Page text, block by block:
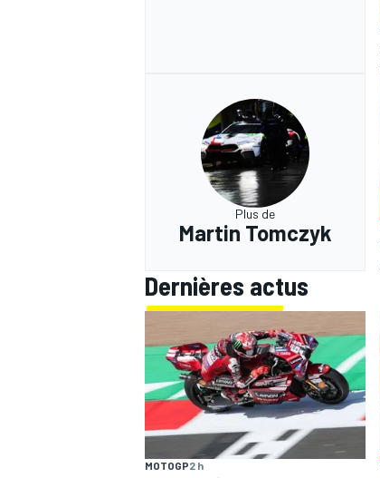
Plus de
Martin Tomczyk
Dernières actus
MOTOGP2 h